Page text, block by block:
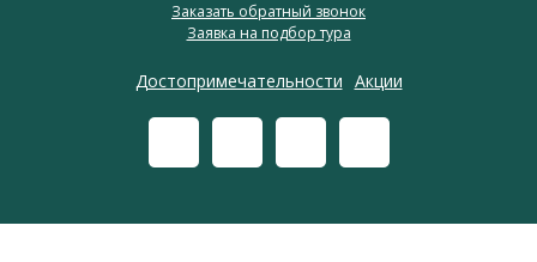
Достопримечательности Акции
Заказать обратный звонок
Заявка на подбор тура